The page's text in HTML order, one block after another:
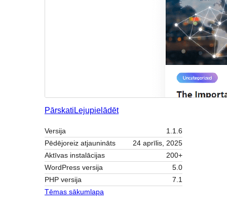
Pārskati Lejupielādēt
Versija
1.1.6
Pēdējoreiz atjaunināts
24 aprīlis, 2025
Aktīvas instalācijas
200+
WordPress versija
5.0
PHP versija
7.1
Tēmas sākumlapa